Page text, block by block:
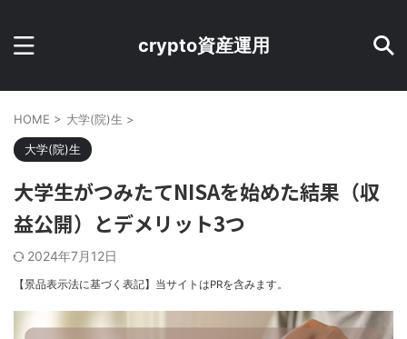
crypto資産運用
HOME > 大学(院)生 >
大学(院)生
大学生がつみたてNISAを始めた結果（収
益公開）とデメリット3つ
2024年7月12日
【景品表示法に基づく表記】当サイトはPRを含みます。